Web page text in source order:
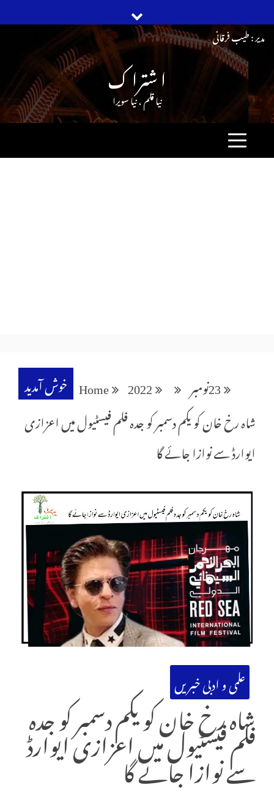
content
مدیر : طیب فرقانی
ا شترا ک
نیا قلم ، نیا سویرا
خوش آمدید Home 2022 نومبر23
شاہ رخ خان کو یکم دسمبر کو جدہ فلم فیسٹیول میں اعزازی
ایوارڈ سے نوازا جائے گا
علمی و ادبی خبریں
شاہ رخ خان کو یکم دسمبر کو جدہ
فلم فیسٹیول میں اعزازی ایوارڈ
سے نوازا جائے گا